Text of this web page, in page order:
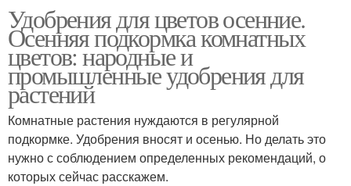
Искусственные цветы Цвета на кухне
комнатных растений
Сахар для комнатных
цветов
Удобрения для цветов осенние.
Осенняя подкормка комнатных
цветов: народные и
промышленные удобрения для
растений
Комнатные растения нуждаются в регулярной
подкормке. Удобрения вносят и осенью. Но делать это
нужно с соблюдением определенных рекомендаций, о
которых сейчас расскажем.